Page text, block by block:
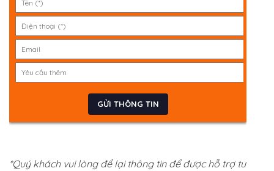
*Quý khách vui lòng để lại thông tin để được hỗ trợ tư